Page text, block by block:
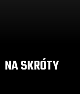
NA SKRÓTY